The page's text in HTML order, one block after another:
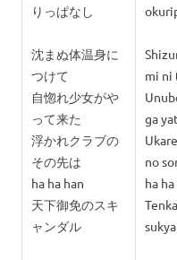
りっぱなし
沈まぬ体温身に
つけて
自惚れ少女がや
って来た
浮かれクラブの
その先は
ha ha han
天下御免のスキ
ャンダル
mi ni
ga
no
ha